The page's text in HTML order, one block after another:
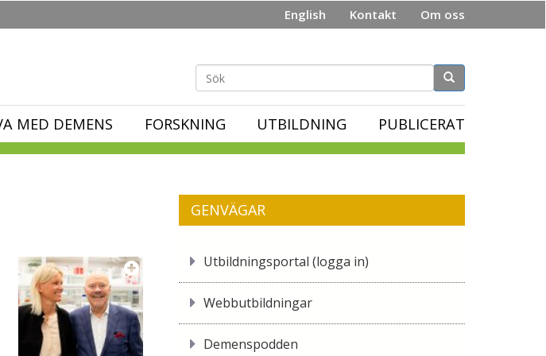
English Kontakt Om oss
Sökformulär
MED DEMENS FORSKNING UTBILDNING PUBLICERAT
GENVÄGAR
Utbildningsportal (logga in)
Webbutbildningar
Demenspodden